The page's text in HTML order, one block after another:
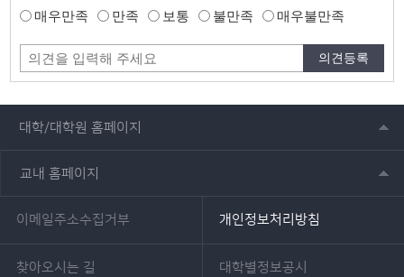
매우만족 만족 보통 불만족 매우불만족
대학/대학원 홈페이지
교내 홈페이지
이메일주소수집거부 개인정보처리방침
찾아오시는 길 대학별정보공시